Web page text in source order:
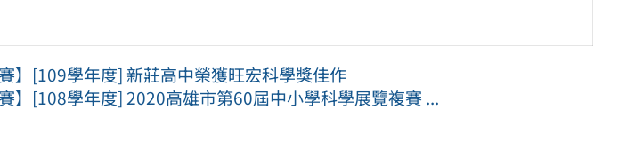
賽】[109學年度] 新莊高中榮獲旺宏科學獎佳作
賽】[108學年度] 2020高雄市第60屆中小學科學展覽複賽 ...